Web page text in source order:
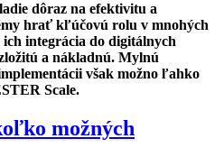
dôraz na efektivitu a
hrať kľúčovú rolu v mnohých
integrácia do digitálnych
a nákladnú. Mylnú
však možno ľahko
Scale.
možných